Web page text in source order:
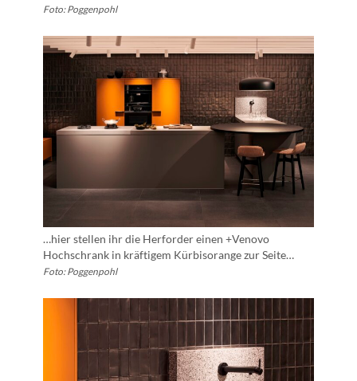
Foto: Poggenpohl
…hier stellen ihr die Herforder einen +Venovo
Hochschrank in kräftigem Kürbisorange zur Seite…
Foto: Poggenpohl